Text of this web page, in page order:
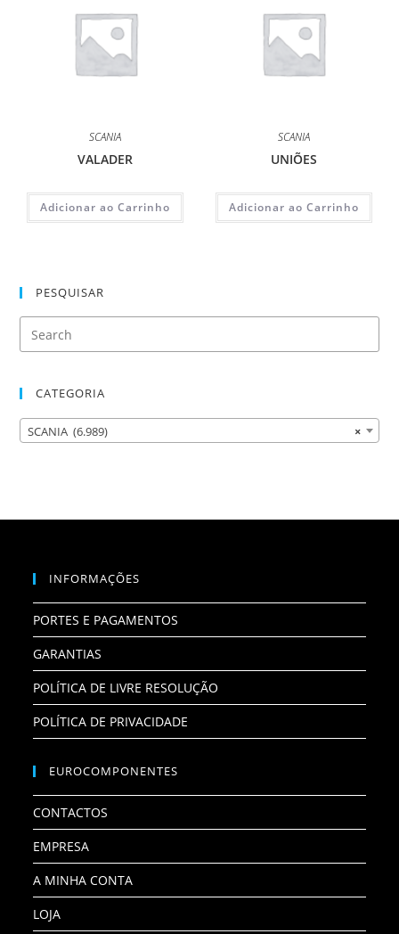
SCANIA
VALADER
Adicionar ao Carrinho
SCANIA
UNIÕES
Adicionar ao Carrinho
PESQUISAR
CATEGORIA
×
SCANIA (6.989)
INFORMAÇÕES
PORTES E PAGAMENTOS
GARANTIAS
POLÍTICA DE LIVRE RESOLUÇÃO
POLÍTICA DE PRIVACIDADE
EUROCOMPONENTES
CONTACTOS
EMPRESA
A MINHA CONTA
LOJA